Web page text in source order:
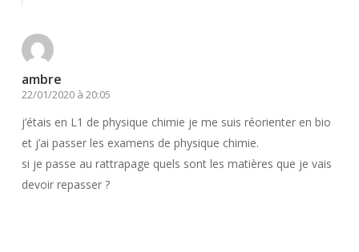
ambre
22/01/2020 à 20:05
j’étais en L1 de physique chimie je me suis réorienter en bio
et j’ai passer les examens de physique chimie.
si je passe au rattrapage quels sont les matières que je vais
devoir repasser ?